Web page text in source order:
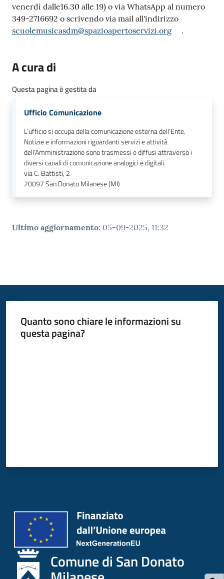
venerdì dalle16.30 alle 19) o via WhatsApp al numero
349-2716692 o scrivendo via mail all'indirizzo
scuolemusicasdm@spazioapertoservizi.org
.
A cura di
Questa pagina è gestita da
Ufficio Comunicazione
L’ufficio si occupa della comunicazione esterna dell’Ente.
Notizie e informazioni riguardanti servizi e attività
dell’Amministrazione sono trasmessi e diffusi attraverso i
diversi canali di comunicazione analogici e digitali.
via C. Battisti, 2
20097San Donato Milanese (MI)
Ultimo aggiornamento: 05-09-2025, 11:32
Quanto sono chiare le informazioni su
questa pagina?
Comune di San Donato